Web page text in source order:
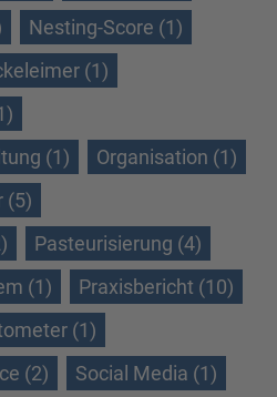
Nesting-Score (1)
(1)
(1)
Organisation (1)
(5)
Pasteurisierung (4)
(1)
Praxisbericht (10)
(1)
(2)
Social Media (1)